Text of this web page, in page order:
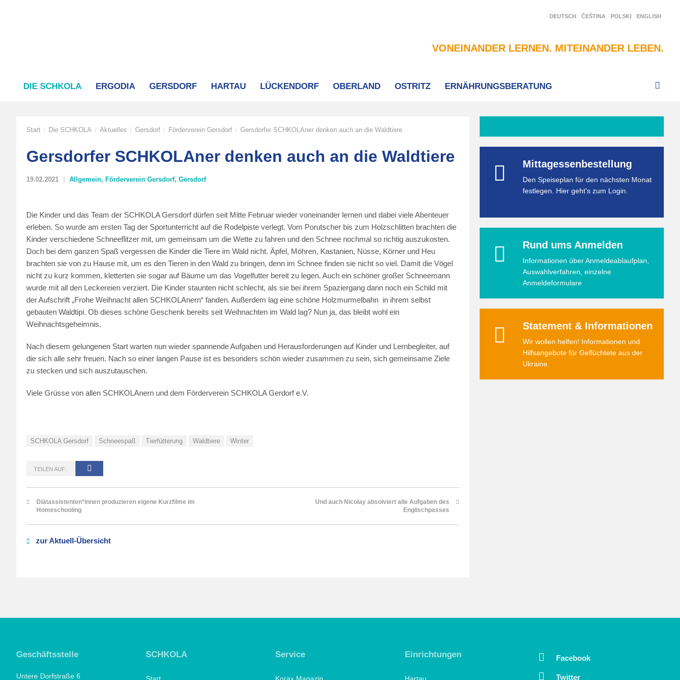
DEUTSCH ČEŠTINA POLSKI ENGLISH
VONEINANDER LERNEN. MITEINANDER LEBEN.
DIE SCHKOLA ERGODIA GERSDORF HARTAU LÜCKENDORF OBERLAND OSTRITZ ERNÄHRUNGSBERATUNG
Start / Die SCHKOLA / Aktuelles / Gersdorf / Förderverein Gersdorf / Gersdorfer SCHKOLAner denken auch an die Waldtiere
Gersdorfer SCHKOLAner denken auch an die Waldtiere
19.02.2021 Allgemein, Förderverein Gersdorf, Gersdorf
Die Kinder und das Team der SCHKOLA Gersdorf dürfen seit Mitte Februar wieder voneinander lernen und dabei viele Abenteuer
erleben. So wurde am ersten Tag der Sportunterricht auf die Rodelpiste verlegt. Vom Porutscher bis zum Holzschlitten brachten die
Kinder verschiedene Schneeflitzer mit, um gemeinsam um die Wette zu fahren und den Schnee nochmal so richtig auszukosten.
Doch bei dem ganzen Spaß vergessen die Kinder die Tiere im Wald nicht. Äpfel, Möhren, Kastanien, Nüsse, Körner und Heu
brachten sie von zu Hause mit, um es den Tieren in den Wald zu bringen, denn im Schnee finden sie nicht so viel. Damit die Vögel
nicht zu kurz kommen, kletterten sie sogar auf Bäume um das Vogelfutter bereit zu legen. Auch ein schöner großer Schneemann
wurde mit all den Leckereien verziert. Die Kinder staunten nicht schlecht, als sie bei ihrem Spaziergang dann noch ein Schild mit
der Aufschrift „Frohe Weihnacht allen SCHKOLAnern“ fanden. Außerdem lag eine schöne Holzmurmelbahn in ihrem selbst
gebauten Waldtipi. Ob dieses schöne Geschenk bereits seit Weihnachten im Wald lag? Nun ja, das bleibt wohl ein
Weihnachtsgeheimnis.
Nach diesem gelungenen Start warten nun wieder spannende Aufgaben und Herausforderungen auf Kinder und Lernbegleiter, auf
die sich alle sehr freuen. Nach so einer langen Pause ist es besonders schön wieder zusammen zu sein, sich gemeinsame Ziele
zu stecken und sich auszutauschen.
Viele Grüsse von allen SCHKOLAnern und dem Förderverein SCHKOLA Gerdorf e.V.
SCHKOLA Gersdorf Schneespaß Tierfütterung Waldtiere Winter
TEILEN AUF:
Diätassistenten*innen produzieren eigene Kurzfilme im
Homeschooling
Und auch Nicolay absolviert alle Aufgaben des
Englischpasses
zur Aktuell-Übersicht
Mittagessenbestellung
Den Speiseplan für den nächsten Monat
festlegen. Hier geht's zum Login.
Rund ums Anmelden
Informationen über Anmeldeablaufplan,
Auswahlverfahren, einzelne
Anmeldeformulare
Statement & Informationen
Wir wollen helfen! Informationen und
Hilfsangebote für Geflüchtete aus der
Ukraine.
Geschäftsstelle
Untere Dorfstraße 6
SCHKOLA Service Einrichtungen Facebook
Twitter